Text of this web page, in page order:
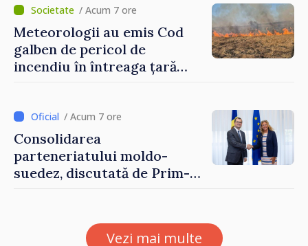
/ Acum 7 ore
Meteorologii au emis Cod
galben de pericol de
incendiu în întreaga țară
/ Acum 7 ore
Consolidarea
parteneriatului moldo-
suedez, discutată de Prim-
Petra Lärke
Vezi mai multe